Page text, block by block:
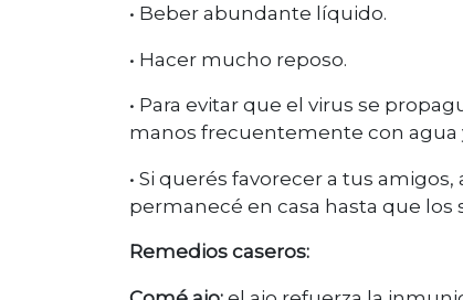
• Beber abundante líquido.
• Hacer mucho reposo.
• Para evitar que el virus se
manos frecuentemente con agua
• Si querés favorecer a tus
permanecé en casa hasta que los
Remedios caseros: